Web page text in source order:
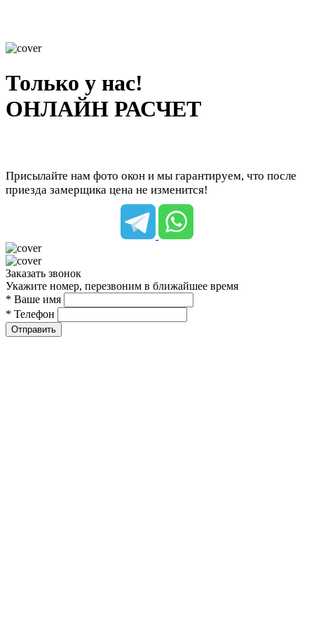
Только у нас!
ОНЛАЙН РАСЧЕТ
Присылайте нам фото окон и мы гарантируем, что после
приезда замерщика цена не изменится!
Заказать звонок
Укажите номер, перезвоним в ближайшее время
* Ваше имя
* Телефон
Отправить